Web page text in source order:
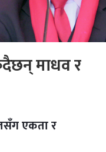
माधव र
एकता र